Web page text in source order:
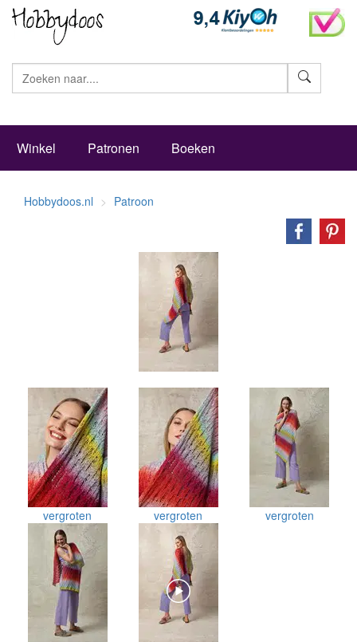
Winkel Patronen Boeken
Hobbydoos.nl Patroon
vergroten vergroten vergroten